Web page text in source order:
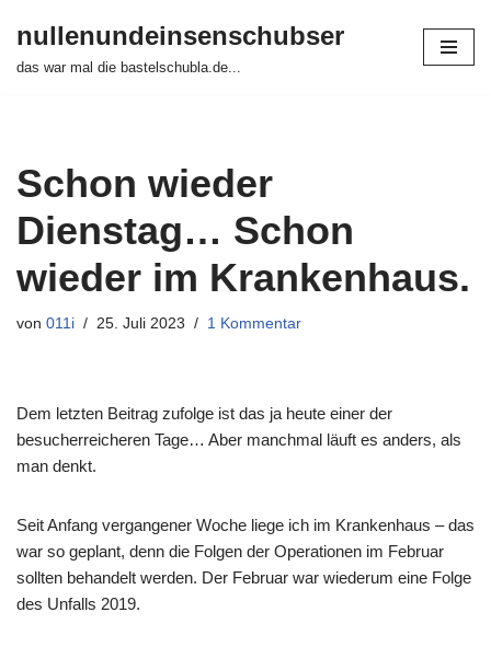
Zum
nullenundeinsenschubser
das war mal die bastelschubla.de...
Schon wieder
Dienstag… Schon
wieder im Krankenhaus.
von 011i 25. Juli 2023 1 Kommentar
Dem letzten Beitrag zufolge ist das ja heute einer der
besucherreicheren Tage… Aber manchmal läuft es anders, als
man denkt.
Seit Anfang vergangener Woche liege ich im Krankenhaus – das
war so geplant, denn die Folgen der Operationen im Februar
sollten behandelt werden. Der Februar war wiederum eine Folge
des Unfalls 2019.